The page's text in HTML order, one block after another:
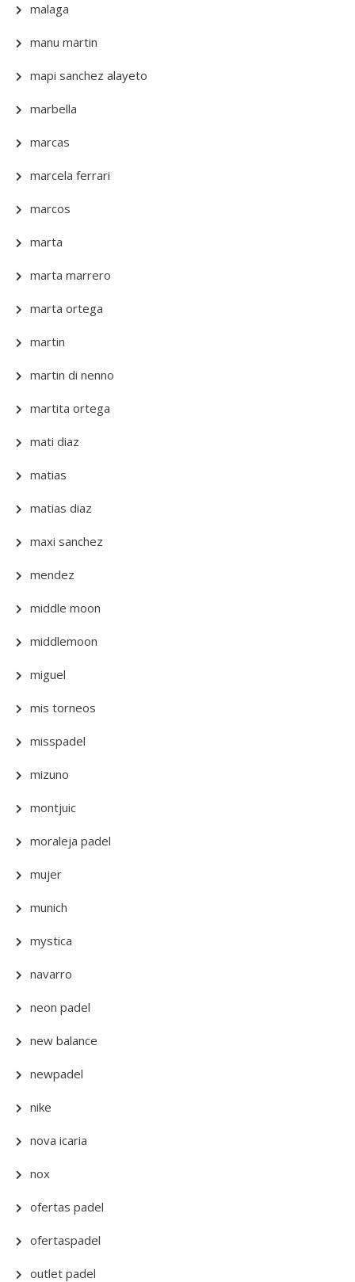
malaga
manu martin
mapi sanchez alayeto
marbella
marcas
marcela ferrari
marcos
marta
marta marrero
marta ortega
martin
martin di nenno
martita ortega
mati diaz
matias
matias diaz
maxi sanchez
mendez
middle moon
middlemoon
miguel
mis torneos
misspadel
mizuno
montjuic
moraleja padel
mujer
munich
mystica
navarro
neon padel
new balance
newpadel
nike
nova icaria
nox
ofertas padel
ofertaspadel
outlet padel